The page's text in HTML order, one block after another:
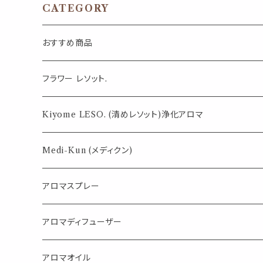
転換 リフレッシュ 外出 携帯
ゼント
CATEGORY
おすすめ商品
気になる虫対策に
薄荷の香りで体感温度-4℃ !? スースーシリーズ
パロサント
フラワー レソット.
Kiyome LESO. (清めレソット)浄化アロマ
Medi-Kun (メディクン)
アロマスプレー
目的で選ぶ
蒸し暑い夏やリフレッシュに
FLOWER LESO. フラワレソット
アロマディフューザー
アロマオイル